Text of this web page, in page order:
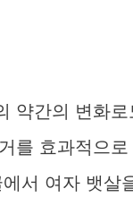
약간의 변화
를 효과적으
서 여자 뱃살